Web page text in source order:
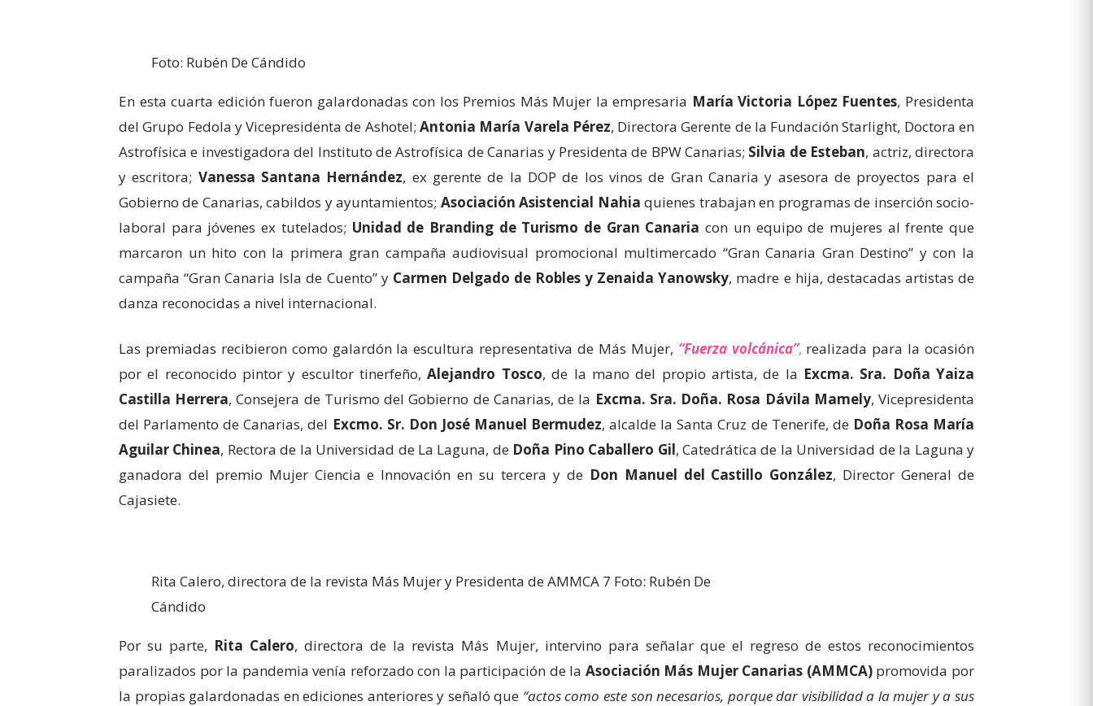
Foto: Rubén De Cándido
En esta cuarta edición fueron galardonadas con los Premios Más Mujer la empresaria María Victoria López Fuentes, Presidenta
del Grupo Fedola y Vicepresidenta de Ashotel; Antonia María Varela Pérez, Directora Gerente de la Fundación Starlight, Doctora en
Astrofísica e investigadora del Instituto de Astrofísica de Canarias y Presidenta de BPW Canarias; Silvia de Esteban, actriz, directora
y escritora; Vanessa Santana Hernández, ex gerente de la DOP de los vinos de Gran Canaria y asesora de proyectos para el
Gobierno de Canarias, cabildos y ayuntamientos; Asociación Asistencial Nahia quienes trabajan en programas de inserción socio-
laboral para jóvenes ex tutelados; Unidad de Branding de Turismo de Gran Canaria con un equipo de mujeres al frente que
marcaron un hito con la primera gran campaña audiovisual promocional multimercado “Gran Canaria Gran Destino” y con la
campaña “Gran Canaria Isla de Cuento” y Carmen Delgado de Robles y Zenaida Yanowsky, madre e hija, destacadas artistas de
danza reconocidas a nivel internacional.
Las premiadas recibieron como galardón la escultura representativa de Más Mujer, “Fuerza volcánica”, realizada para la ocasión
por el reconocido pintor y escultor tinerfeño,Alejandro Tosco, de la mano del propio artista, de la Excma. Sra. Doña Yaiza
Castilla Herrera, Consejera de Turismo del Gobierno de Canarias, de la Excma. Sra. Doña. Rosa Dávila Mamely, Vicepresidenta
del Parlamento de Canarias, del Excmo. Sr. Don José Manuel Bermudez, alcalde la Santa Cruz de Tenerife, de Doña Rosa María
Aguilar Chinea, Rectora de la Universidad de La Laguna, de Doña Pino Caballero Gil, Catedrática de la Universidad de la Laguna y
ganadora del premio Mujer Ciencia e Innovación en su tercera y de Don Manuel del Castillo González, Director General de
Cajasiete.
Rita Calero, directora de la revista Más Mujer y Presidenta de AMMCA 7 Foto: Rubén De
Cándido
Por su parte, Rita Calero, directora de la revista Más Mujer, intervino para señalar que el regreso de estos reconocimientos
paralizados por la pandemia venía reforzado con la participación de la Asociación Más Mujer Canarias (AMMCA)promovida por
la propias galardonadas en ediciones anteriores y señaló que “actos como este son necesarios, porque dar visibilidad a la mujer y a sus